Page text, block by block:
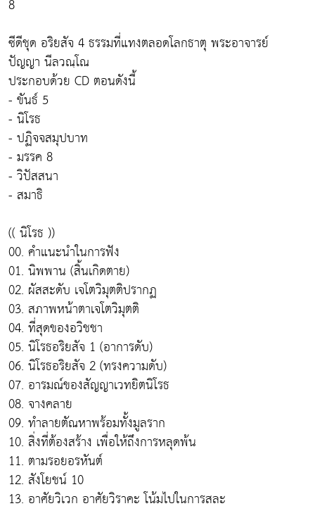
8
ซีดีชุด อริยสัจ 4 ธรรมที่แทงตลอดโลกธาตุ พระอาจารย์
ปัญญา นีลวณฺโณ
ประกอบด้วย CD ตอนดังนี้
- ขันธ์ 5
- นิโรธ
- ปฏิจจสมุปบาท
- มรรค 8
- วิปัสสนา
- สมาธิ
(( นิโรธ ))
00. คำแนะนำในการฟัง
01. นิพพาน (สิ้นเกิดตาย)
02. ผัสสะดับ เจโตวิมุตติปรากฏ
03. สภาพหน้าตาเจโตวิมุตติ
04. ที่สุดของอวิชชา
05. นิโรธอริยสัจ 1 (อาการดับ)
06. นิโรธอริยสัจ 2 (ทรงความดับ)
07. อารมณ์ของสัญญาเวทยิตนิโรธ
08. จางคลาย
09. ทำลายตัณหาพร้อมทั้งมูลราก
10. สิ่งที่ต้องสร้าง เพื่อให้ถึงการหลุดพ้น
11. ตามรอยอรหันต์
12. สังโยชน์ 10
13. อาศัยวิเวก อาศัยวิราคะ โน้มไปในการสละ